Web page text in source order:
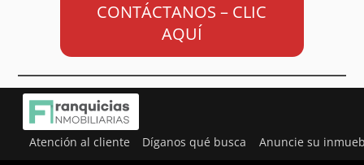
CONTÁCTANOS – CLIC
AQUÍ
Atención al cliente Díganos qué busca Anuncie su